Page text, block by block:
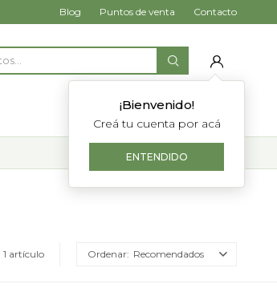
¡Bienvenido!
Creá tu cuenta por acá
ENTENDIDO
Blog Puntos de venta Contacto
1 artículo Recomendados